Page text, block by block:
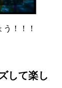
！！！
して楽し